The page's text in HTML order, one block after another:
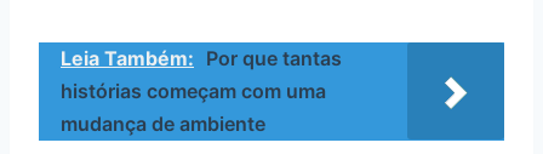
Leia Também: Por que tantas
histórias começam com uma
mudança de ambiente